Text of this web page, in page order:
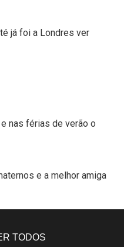
já foi a Londres ver
nas férias de verão o
e a melhor amiga
TODOS